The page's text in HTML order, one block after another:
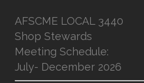
AFSCME LOCAL 3440
Shop Stewards
Meeting Schedule:
July- December 2026